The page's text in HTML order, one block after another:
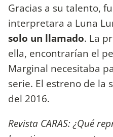
Gracias a su talento,
interpretara a Luna
solo un llamado. La
ella, encontrarían el
Marginal necesitaba
serie. El estreno de la
del 2016.
Revista CARAS: ¿Qué